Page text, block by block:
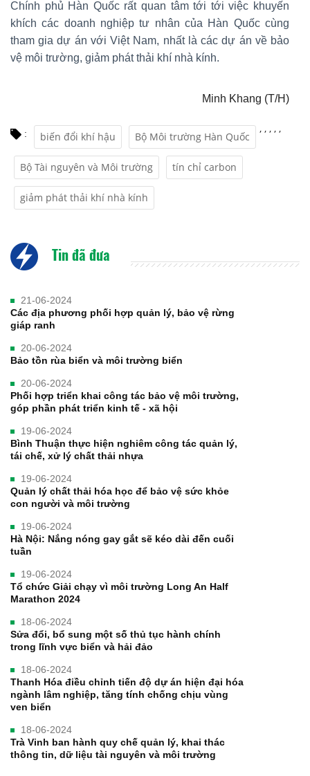
Chính phủ Hàn Quốc rất quan tâm tới tới việc khuyến
khích các doanh nghiệp tư nhân của Hàn Quốc cùng
tham gia dự án với Việt Nam, nhất là các dự án về bảo
vệ môi trường, giảm phát thải khí nhà kính.
Minh Khang (T/H)
: biến đổi khí hậu
,
Bộ Môi trường Hàn Quốc
,
Bộ Tài nguyên và Môi trường
,
tín chỉ carbon
,
giảm phát thải khí nhà kính
,
Tin đã đưa
21-06-2024
Các địa phương phối hợp quản lý, bảo vệ rừng
giáp ranh
20-06-2024
Bảo tồn rùa biển và môi trường biển
20-06-2024
Phối hợp triển khai công tác bảo vệ môi trường,
góp phần phát triển kinh tế - xã hội
19-06-2024
Bình Thuận thực hiện nghiêm công tác quản lý,
tái chế, xử lý chất thải nhựa
19-06-2024
Quản lý chất thải hóa học để bảo vệ sức khỏe
con người và môi trường
19-06-2024
Hà Nội: Nắng nóng gay gắt sẽ kéo dài đến cuối
tuần
19-06-2024
Tổ chức Giải chạy vì môi trường Long An Half
Marathon 2024
18-06-2024
Sửa đổi, bổ sung một số thủ tục hành chính
trong lĩnh vực biển và hải đảo
18-06-2024
Thanh Hóa điều chỉnh tiến độ dự án hiện đại hóa
ngành lâm nghiệp, tăng tính chống chịu vùng
ven biển
18-06-2024
Trà Vinh ban hành quy chế quản lý, khai thác
thông tin, dữ liệu tài nguyên và môi trường